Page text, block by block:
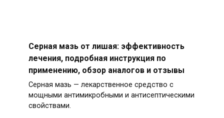
Серная мазь от лишая: эффективность
лечения, подробная инструкция по
применению, обзор аналогов и отзывы
Серная мазь — лекарственное средство с
мощными антимикробными и антисептическими
свойствами.